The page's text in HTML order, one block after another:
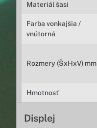
Materiál šasi
Farba vonkajšia /
vnútorná
Rozmery (ŠxHxV) mm
Hmotnosť
Displej